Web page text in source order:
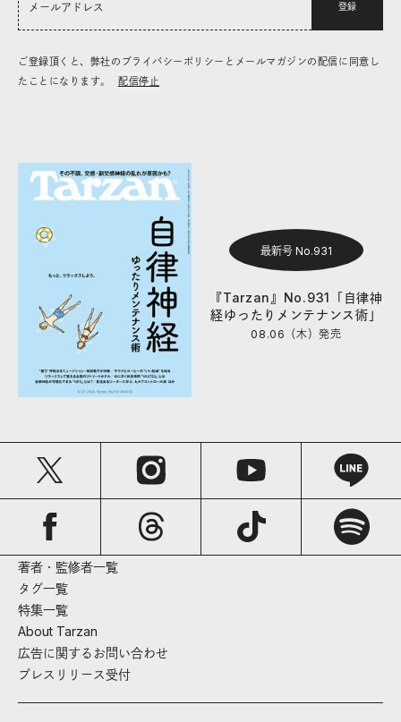
登録
ご登録頂くと、弊社のプライバシーポリシーとメールマガジンの配信に同意し
たことになります。
配信停止
最新号 No.931
『Tarzan』No.931「自律神
経ゆったりメンテナンス術」
08.06（木）発売
著者・監修者一覧
タグ一覧
特集一覧
About Tarzan
広告に関するお問い合わせ
プレスリリース受付